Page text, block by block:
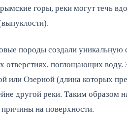
горы, реки могут течь
породы создали
отверстиях, поглощающих
или Озерной (длина которых
другой реки. Таким образом
на поверхности.